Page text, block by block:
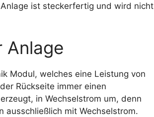
ist steckerfertig und wird nicht
Anlage
Modul, welches eine Leistung von
Rückseite immer einen
in Wechselstrom um, denn
ausschließlich mit Wechselstrom.